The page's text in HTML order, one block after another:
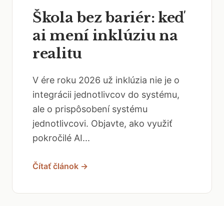
Škola bez bariér: keď
ai mení inklúziu na
realitu
V ére roku 2026 už inklúzia nie je o
integrácii jednotlivcov do systému,
ale o prispôsobení systému
jednotlivcovi. Objavte, ako využiť
pokročilé AI...
Čítať článok →